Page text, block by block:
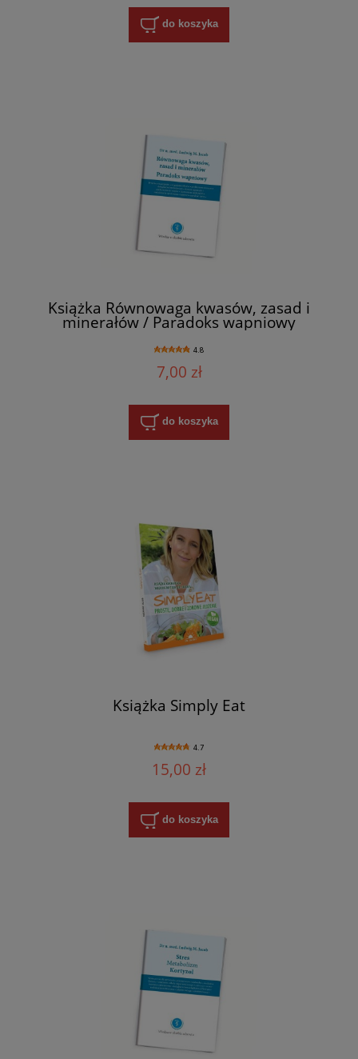
do koszyka
Książka Równowaga kwasów, zasad i
minerałów / Paradoks wapniowy
4.8
7,00 zł
do koszyka
Książka Simply Eat
4.7
15,00 zł
do koszyka